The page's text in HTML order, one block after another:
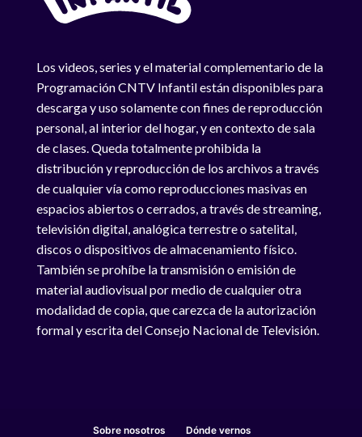
Los videos, series y el material complementario de la
Programación CNTV Infantil están disponibles para
descarga y uso solamente con fines de reproducción
personal, al interior del hogar, y en contexto de sala
de clases. Queda totalmente prohibida la
distribución y reproducción de los archivos a través
de cualquier vía como reproducciones masivas en
espacios abiertos o cerrados, a través de streaming,
televisión digital, analógica terrestre o satelital,
discos o dispositivos de almacenamiento físico.
También se prohíbe la transmisión o emisión de
material audiovisual por medio de cualquier otra
modalidad de copia, que carezca de la autorización
formal y escrita del Consejo Nacional de Televisión.
Sobre nosotros Dónde vernos